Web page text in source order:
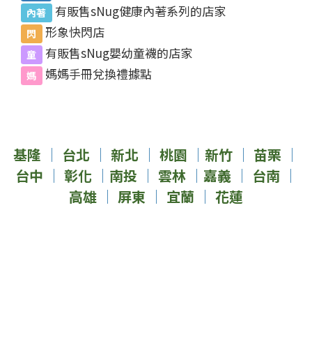
內著 有販售sNug健康內著系列的店家
閃 形象快閃店
童 有販售sNug嬰幼童襪的店家
媽 媽媽手冊兌換禮據點
基隆 ｜ 台北 ｜ 新北 ｜ 桃園 ｜ 新竹 ｜ 苗栗 ｜
台中 ｜ 彰化 ｜ 南投 ｜ 雲林｜ 嘉義 ｜ 台南｜
高雄 ｜ 屏東 ｜ 宜蘭 ｜ 花蓮